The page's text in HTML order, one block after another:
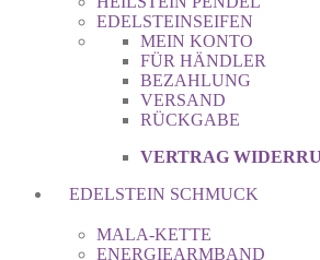
EDELSTEINSEIFEN
MEIN KONTO
FÜR HÄNDLER
BEZAHLUNG
VERSAND
RÜCKGABE
VERTRAG
EDELSTEIN SCHMUCK
MALA-KETTE
ENERGIEARMBAND